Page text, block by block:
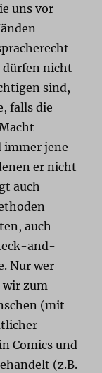
uns vor
dürfen nicht
sind,
falls die
immer jene
er nicht
auch
auch
and-
Nur wer
wir zum
(mit
Comics und
(z.B.